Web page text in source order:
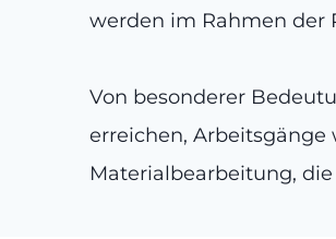
werden im Rahmen der
Von besonderer
erreichen, Arbeitsgänge
Materialbearbeitung,